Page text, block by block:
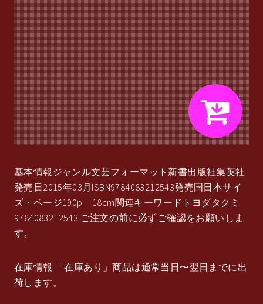
基本情報ジャンル文芸フォーマット新書出版社集英社
発売日2015年03月ISBN9784083212543発売国日本サイ
ズ・ページ190p 18cm関連キーワードトヨダタクミ
9784083212543 ご注文の前に必ずご確認をお願いしま
す。
在庫情報 「在庫あり」商品は通常当日〜翌日までに出
荷します。